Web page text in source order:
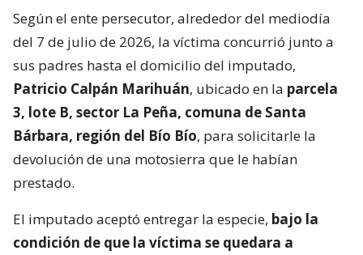
Según el ente persecutor, alrededor del mediodía
del 7 de julio de 2026, la víctima concurrió junto a
sus padres hasta el domicilio del imputado,
Patricio Calpán Marihuán, ubicado en la parcela
3, lote B, sector La Peña, comuna de Santa
Bárbara, región del Bío Bío, para solicitarle la
devolución de una motosierra que le habían
prestado.
El imputado aceptó entregar la especie, bajo la
condición de que la víctima se quedara a